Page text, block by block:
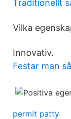
Traditionellt
Vilka
Innovativ.
Festar man
permit patty